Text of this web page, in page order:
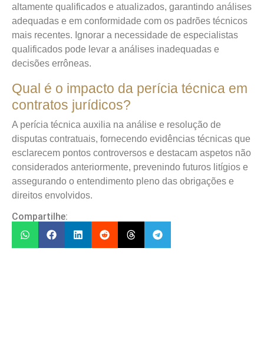
altamente qualificados e atualizados, garantindo análises
adequadas e em conformidade com os padrões técnicos
mais recentes. Ignorar a necessidade de especialistas
qualificados pode levar a análises inadequadas e
decisões errôneas.
Qual é o impacto da perícia técnica em
contratos jurídicos?
A perícia técnica auxilia na análise e resolução de
disputas contratuais, fornecendo evidências técnicas que
esclarecem pontos controversos e destacam aspetos não
considerados anteriormente, prevenindo futuros litígios e
assegurando o entendimento pleno das obrigações e
direitos envolvidos.
Compartilhe: